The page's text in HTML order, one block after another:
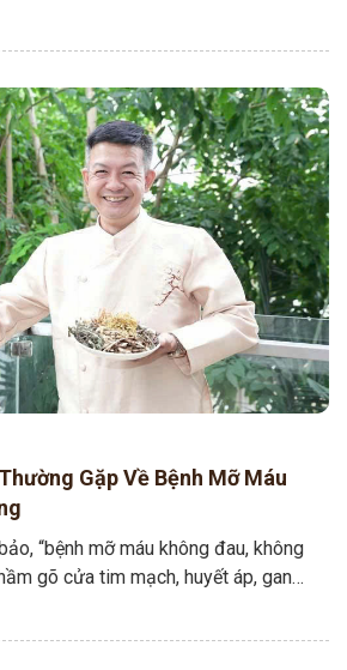
Gặp Về Bệnh Mỡ Máu
“bệnh mỡ máu không đau, không
gõ cửa tim mạch, huyết áp, gan